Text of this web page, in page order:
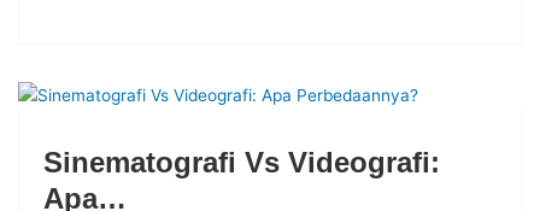
Sinematografi Vs Videografi:
Apa…